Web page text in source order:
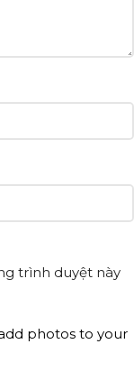
trình duyệt này
photos to your